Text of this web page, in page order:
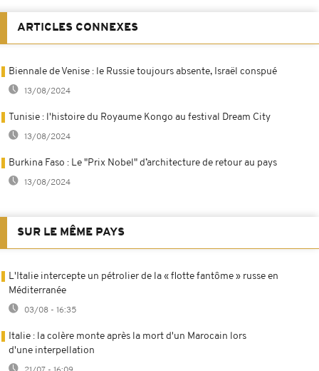
ARTICLES CONNEXES
Biennale de Venise : le Russie toujours absente, Israël conspué
13/08/2024
Tunisie : l'histoire du Royaume Kongo au festival Dream City
13/08/2024
Burkina Faso : Le "Prix Nobel" d’architecture de retour au pays
13/08/2024
SUR LE MÊME PAYS
L'Italie intercepte un pétrolier de la « flotte fantôme » russe en
Méditerranée
03/08 - 16:35
Italie : la colère monte après la mort d'un Marocain lors
d'une interpellation